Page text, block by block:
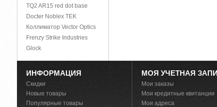
TQ2 AR15 red dot base
Docter Noblex TEK
Коллиматор Vector Optics
Frenzy Strike Industries
Glock
ИНФОРМАЦИЯ
Скидки
Новые товары
Популярные товары
МОЯ УЧЕТНАЯ
Мои заказы
Мои кредитные квитанции
Мои адреса